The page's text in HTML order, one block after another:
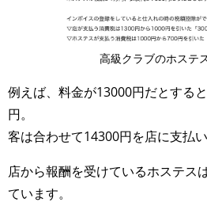
高級クラブのホステ
例えば、料金が13000円だとする
円。
客は合わせて14300円を店に支払い
店から報酬を受けているホステス
ています。